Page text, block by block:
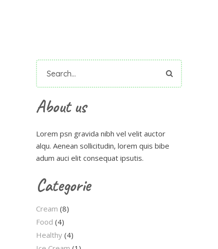
Search
for:
About us
Lorem psn gravida nibh vel velit auctor
alqu. Aenean sollicitudin, lorem quis bibe
adum auci elit consequat ipsutis.
Categorie
Cream (8)
Food (4)
Healthy (4)